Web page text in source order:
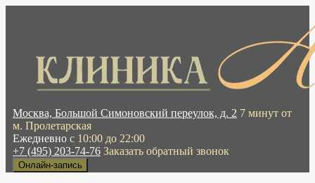
Москва, Большой Симоновский переулок, д. 2 7 минут от
м. Пролетарская
Ежедневно с 10:00 до 22:00
+7 (495) 203-74-76 Заказать обратный звонок
Онлайн-запись